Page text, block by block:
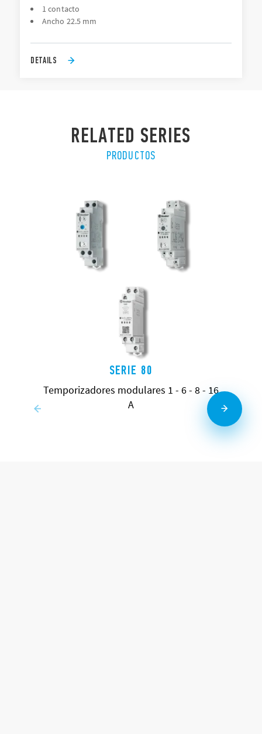
1 contacto
Ancho 22.5 mm
DETAILS
RELATED SERIES
PRODUCTOS
SERIE 80
Temporizadores modulares 1 - 6 - 8 - 16
A